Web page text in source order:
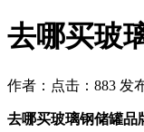
去哪买玻
作者： 点击：883 发
去哪买玻璃钢储罐品